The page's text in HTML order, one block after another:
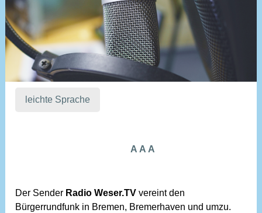
leichte Sprache
ADecrease
AReset
AIncrease
Der Sender Radio Weser.TV vereint den
Bürgerrundfunk in Bremen, Bremerhaven und umzu.